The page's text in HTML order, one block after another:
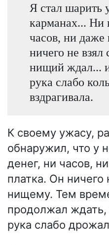
Я стал шарить
карманах... Ни
часов, ни даже
ничего не
нищий ждал... и
рука слабо
вздрагивала.
К своему ужасу,
обнаружил, что у
денег, ни часов,
платка. Он ничего
нищему. Тем
продолжал ждать,
рука слабо